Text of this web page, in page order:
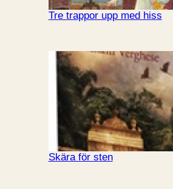
Tre trappor upp med hiss
Skära för sten